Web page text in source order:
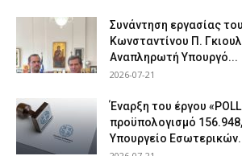
Συνάντηση εργασίας
Κωνσταντίνου Π.
Αναπληρωτή Υπουργό...
2026-07-21
Έναρξη του έργου
προϋπολογισμό
Υπουργείο